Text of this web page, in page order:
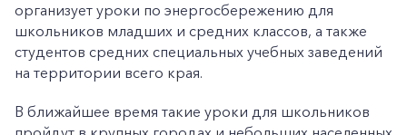
организует уроки по энергосбережению для
школьников младших и средних классов, а также
студентов средних специальных учебных заведений
на территории всего края.
В ближайшее время такие уроки для школьников